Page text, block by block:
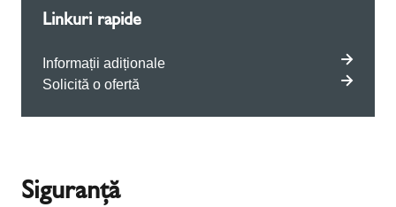
Linkuri rapide
Informații adiționale
Solicită o ofertă
Siguranță